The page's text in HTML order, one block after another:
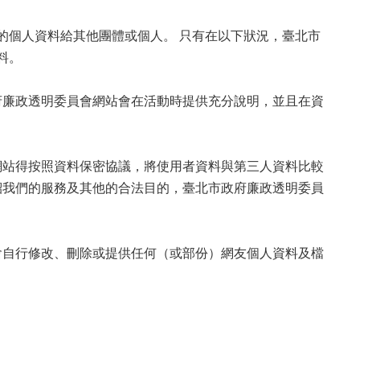
人資料給其他團體或個人。 只有在以下狀況，臺北市
透明委員會網站會在活動時提供充分說明，並且在資
按照資料保密協議，將使用者資料與第三人資料比較
們的服務及其他的合法目的，臺北市政府廉政透明委員
修改、刪除或提供任何（或部份）網友個人資料及檔